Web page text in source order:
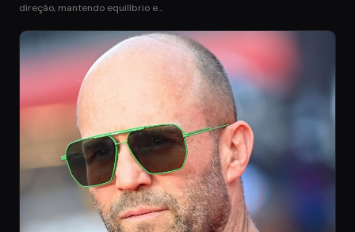
direção, mantendo equilíbrio e…